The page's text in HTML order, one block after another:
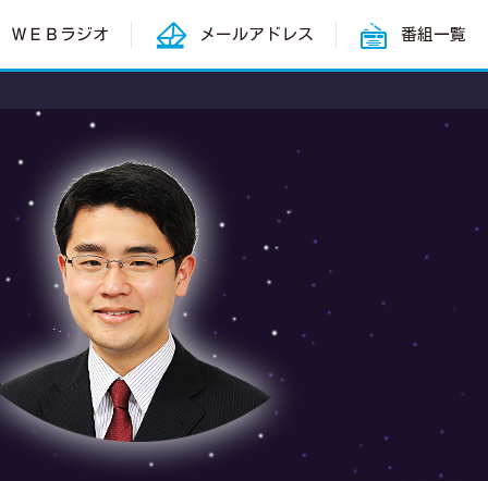
ＷＥＢラジオ メールアドレス 番組一覧